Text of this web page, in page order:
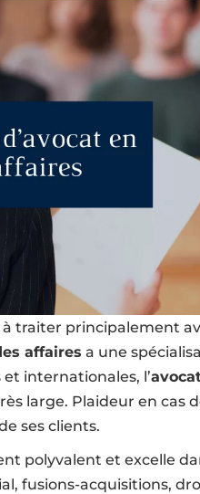
traiter principalement
affaires a une
internationales, l’
large. Plaideur en cas
ses clients.
polyvalent et excelle
fusions-acquisitions,